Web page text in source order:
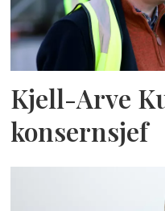
Kjell-Arve
konsernsjef